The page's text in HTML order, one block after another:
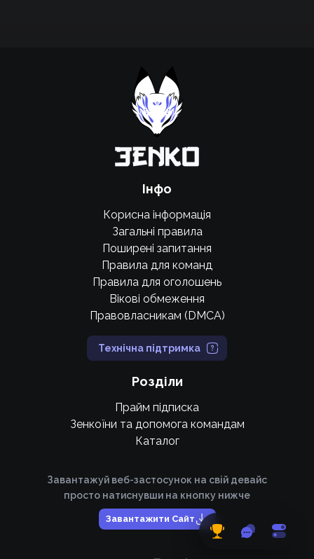
крутих нововведень
Підтримати проєкт
Інфо
Корисна інформація
Загальні правила
Поширені запитання
Правила для команд
Правила для оголошень
Вікові обмеження
Правовласникам (DMCA)
Технічна підтримка
Розділи
Прайм підписка
Зенкоїни та допомога командам
Каталог
Завантажуй веб-застосунок на свій девайс
просто натиснувши на кнопку нижче
Завантажити Сайт